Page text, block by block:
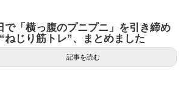
で「横っ腹のプニプニ」を引き締め
ねじり筋トレ”、まとめました
記事を読む